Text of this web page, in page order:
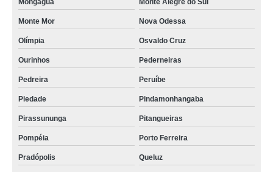
Mongaguá Monte Alegre do Sul
Monte Mor Nova Odessa
Olímpia Osvaldo Cruz
Ourinhos Pederneiras
Pedreira Peruíbe
Piedade Pindamonhangaba
Pirassununga Pitangueiras
Pompéia Porto Ferreira
Pradópolis Queluz